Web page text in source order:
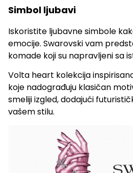
Simbol ljubavi
Iskoristite ljubavne simbole
emocije. Swarovski vam
komade koji su napravljeni sa
Volta heart kolekcija
koje nadograđuju klasičan
smeliji izgled, dodajući
vašem stilu.